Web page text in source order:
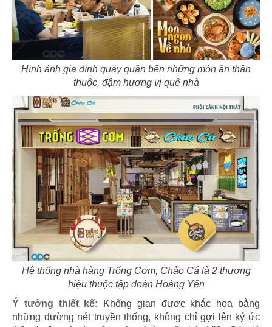
Hình ảnh gia đình quây quần bên những món ăn thân
thuộc, đậm hương vị quê nhà
Hệ thống nhà hàng Trống Cơm, Chảo Cá là 2 thương
hiệu thuộc tập đoàn Hoàng Yến
Ý tưởng thiết kế: Không gian được khắc họa bằng
những đường nét truyền thống, không chỉ gợi lên ký ức
05
KATINAT
CN Waterbus
06
CHEESE COFFEE
CN Đà Nẵng
07
KOI THÉ
CN Tân Sơn Nhì
08
KOI THÉ
CN Pearl Plaza
09
KOI THÉ
10
KOI THÉ